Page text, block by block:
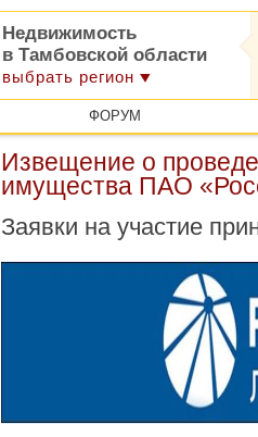
Недвижимость
в Тамбовской области
выбрать регион
ФОРУМ
Извещение о
имущества ПАО
Заявки на участие